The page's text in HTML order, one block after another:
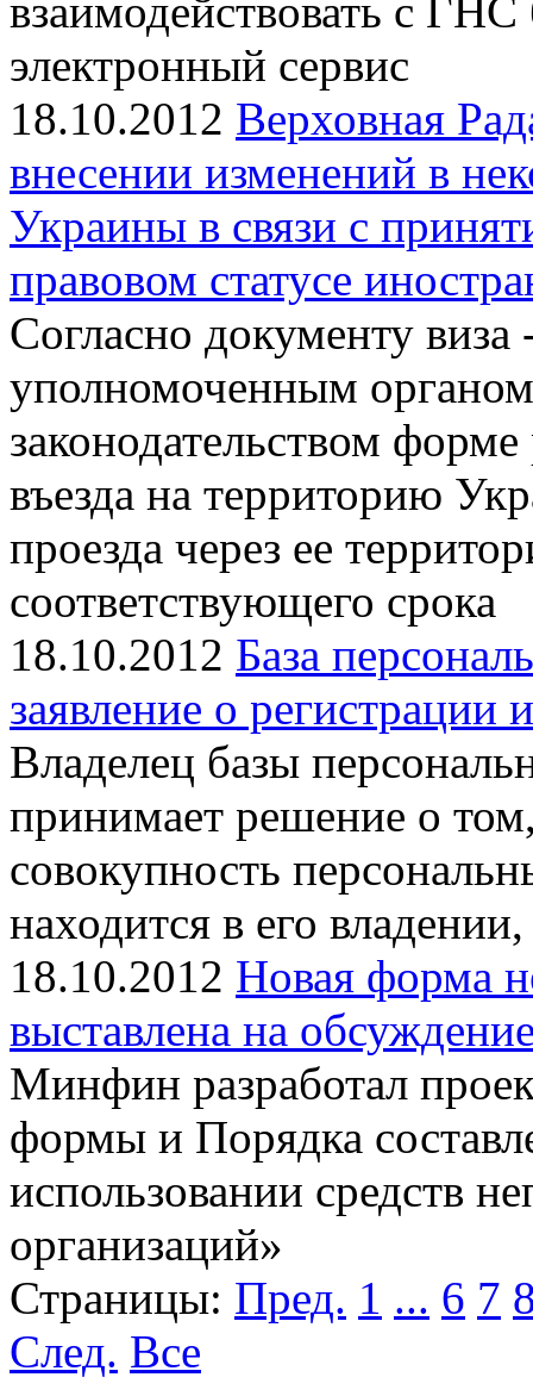
взаимодействовать с
электронный сервис
18.10.2012 Верховная
внесении изменений в
Украины в связи с
правовом статусе
Согласно документу виза
уполномоченным
законодательством
въезда на территорию
проезда через ее
соответствующего срока
18.10.2012 База
заявление о регистрации
Владелец базы
принимает решение о
совокупность
находится в его
18.10.2012 Новая форма
выставлена ​​на
Минфин разработал
формы и Порядка
использовании средств
организаций»
Страницы: Пред. 1 ... 6 7
След. Все